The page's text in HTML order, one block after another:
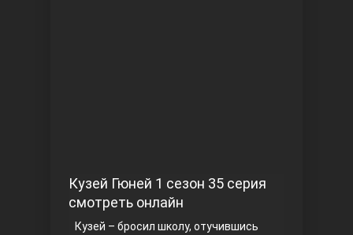
Кузей Гюней 1 сезон 35 серия
смотреть онлайн
Кузей – бросил школу, отучившись